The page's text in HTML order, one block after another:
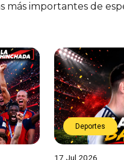
más importantes de
Deportes
17 Jul 2026